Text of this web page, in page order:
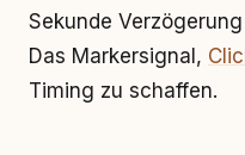
Sekunde
Das Markersignal,
Timing zu schaffen.